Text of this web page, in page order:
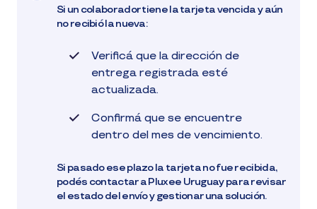
Si un colaborador tiene la tarjeta vencida y aún
no recibió la nueva:
Verificá que la dirección de
entrega registrada esté
actualizada.
Confirmá que se encuentre
dentro del mes de vencimiento.
Si pasado ese plazo la tarjeta no fue recibida,
podés contactar a Pluxee Uruguay para revisar
el estado del envío y gestionar una solución.